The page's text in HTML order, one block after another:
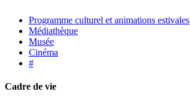
Programme culturel et animations estivales
Médiathèque
Musée
Cinéma
#
Cadre de vie